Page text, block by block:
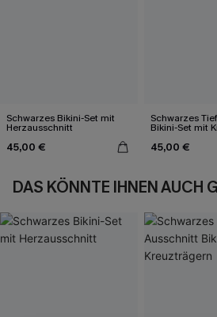
Schwarzes Bikini-Set mit
Herzausschnitt
45,00 €
Schwarzes
Bikini-Set mit
45,00 €
DAS KÖNNTE IHNEN AUCH